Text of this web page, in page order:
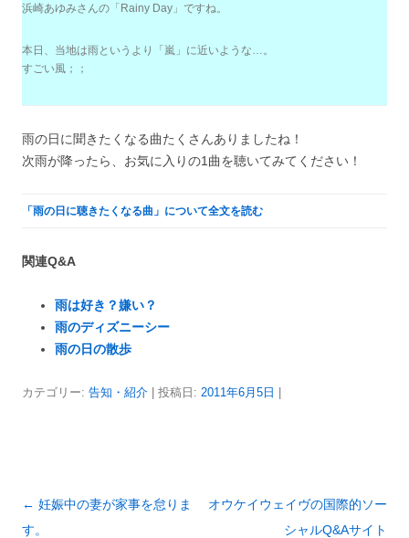
浜崎あゆみさんの「Rainy Day」ですね。
本日、当地は雨というより「嵐」に近いような…。
すごい風；；
雨の日に聞きたくなる曲たくさんありましたね！
次雨が降ったら、お気に入りの1曲を聴いてみてください！
「雨の日に聴きたくなる曲」について全文を読む
関連Q&A
雨は好き？嫌い？
雨のディズニーシー
雨の日の散歩
カテゴリー: 告知・紹介 | 投稿日: 2011年6月5日
投
稿
← 妊娠中の妻が家事を怠りま
す。
オウケイウェイヴの国際的ソー
シャルQ&Aサイト